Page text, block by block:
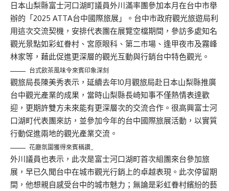
日本山梨縣富士河口湖町議員外川滿率團參加本月在台中市舉
辦的「2025 ATTA台中國際旅展」。台中市政府觀光旅遊局利
用這次交流契機，安排代表團在展覽空檔期間，參訪多處知名
觀光景點如彩虹眷村、宮原眼科、第二市場、逢甲夜市及霧峰
林家等，藉此促進更深層的觀光互動與行銷台中特色觀光。
台式飲茶風味令來賓印象深刻
觀旅局長陳美秀表示，延續去年10月觀旅局赴日本山梨縣推廣
台中觀光產業的成果，當時山梨縣長崎知事不僅熱情表達歡
迎，更期許雙方未來能有更深層次的交流合作。很高興富士河
口湖町代表團來訪，並參加今年的台中國際旅展活動，以實質
行動促進兩地的觀光產業交流。
花廳氛圍獲得來賓稱讚_
外川議員也表示，此次是富士河口湖町首次組團來台參加旅
展，早已久聞台中在城市觀光行銷上的卓越表現。此次停留期
間，他想親自感受台中的城市魅力；無論是彩虹眷村繽紛的藝